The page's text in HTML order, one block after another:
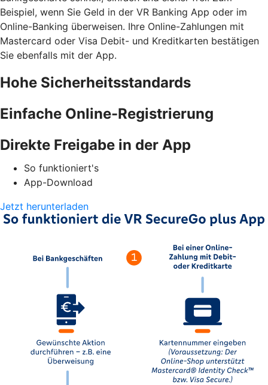
Beispiel, wenn Sie Geld in der VR Banking App oder im
Online-Banking überweisen. Ihre Online-Zahlungen mit
Mastercard oder Visa Debit- und Kreditkarten bestätigen
Sie ebenfalls mit der App.
Hohe Sicherheitsstandards
Einfache Online-Registrierung
Direkte Freigabe in der App
So funktioniert's
App-Download
Jetzt herunterladen